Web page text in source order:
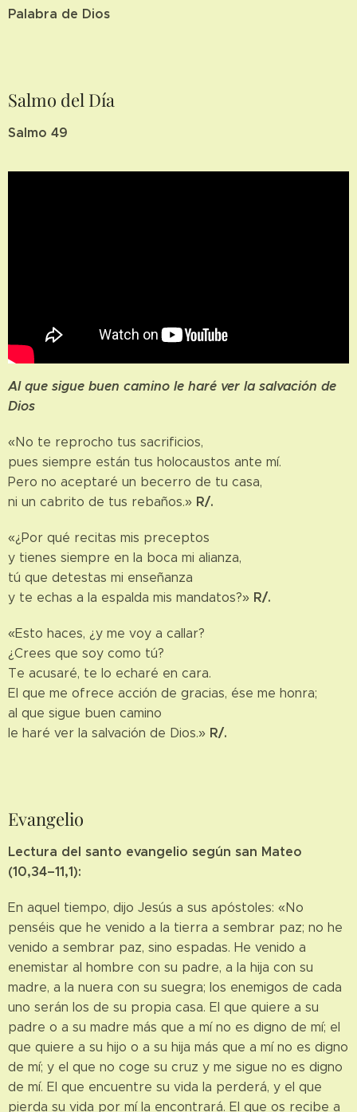
Palabra de Dios
Salmo del Día
Salmo 49
Al que sigue buen camino le haré ver la salvación de
Dios
«No te reprocho tus sacrificios,
pues siempre están tus holocaustos ante mí.
Pero no aceptaré un becerro de tu casa,
ni un cabrito de tus rebaños.» R/.
«¿Por qué recitas mis preceptos
y tienes siempre en la boca mi alianza,
tú que detestas mi enseñanza
y te echas a la espalda mis mandatos?» R/.
«Esto haces, ¿y me voy a callar?
¿Crees que soy como tú?
Te acusaré, te lo echaré en cara.
El que me ofrece acción de gracias, ése me honra;
al que sigue buen camino
le haré ver la salvación de Dios.» R/.
Evangelio
Lectura del santo evangelio según san Mateo
(10,34–11,1):
En aquel tiempo, dijo Jesús a sus apóstoles: «No
penséis que he venido a la tierra a sembrar paz; no he
venido a sembrar paz, sino espadas. He venido a
enemistar al hombre con su padre, a la hija con su
madre, a la nuera con su suegra; los enemigos de cada
uno serán los de su propia casa. El que quiere a su
padre o a su madre más que a mí no es digno de mí; el
que quiere a su hijo o a su hija más que a mí no es digno
de mí; y el que no coge su cruz y me sigue no es digno
de mí. El que encuentre su vida la perderá, y el que
pierda su vida por mí la encontrará. El que os recibe a